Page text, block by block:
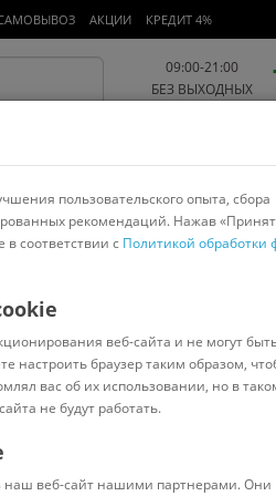
АКЦИИ КРЕДИТ 4%
09:00-21:00
БЕЗ ВЫХОДНЫХ
Детям и мамам Красота и
спорт
Код: 1016318
пользовательского опыта, сбора
рекомендаций. Нажав
в соответствии с Политикой обработки
веб-сайта и не могут
настроить браузер таким образом,
вас об их использовании, но в
не будут работать.
наш веб-сайт нашими партнерами. Они